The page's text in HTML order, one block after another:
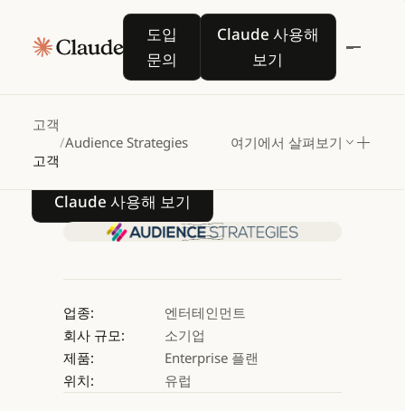
도입
문의
도입 문의
Claude 사용해
보기
Claude 사용해 보기
고객
고객
/Audience Strategies 여기에서 살펴보기
AudienceStrategies,
Claude와
전자음악산업의정책
영향력확대
Claude 사용해 보기
Claude 사용해 보기
업종:
엔터테인먼트
회사 규모:
소기업
제품:
Enterprise 플랜
위치:
유럽